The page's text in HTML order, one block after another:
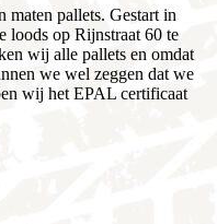
maten pallets. Gestart in
loods op Rijnstraat 60 te
wij alle pallets en omdat
we wel zeggen dat we
wij het EPAL certificaat